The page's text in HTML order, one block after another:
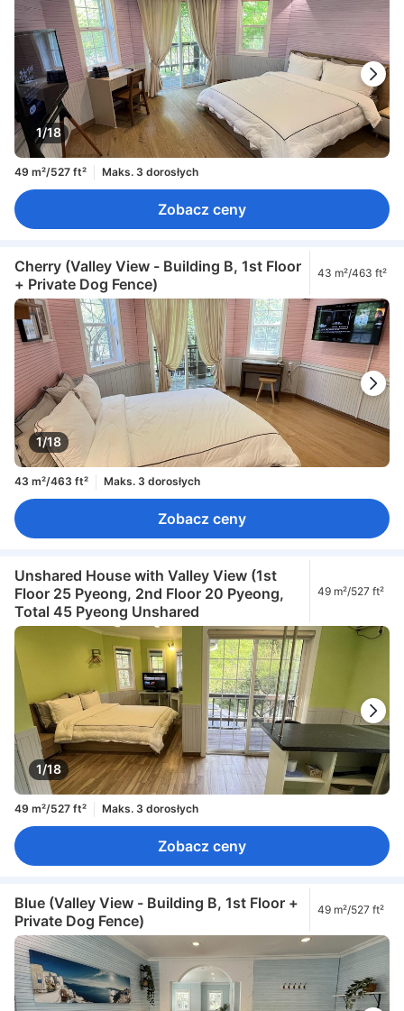
1/18
49 m²/527 ft² Maks. 3 dorosłych
Zobacz ceny
Cherry (Valley View - Building B, 1st Floor
+ Private Dog Fence)
43 m²/463 ft²
1/18
43 m²/463 ft² Maks. 3 dorosłych
Zobacz ceny
Unshared House with Valley View (1st
Floor 25 Pyeong, 2nd Floor 20 Pyeong,
Total 45 Pyeong Unshared
49 m²/527 ft²
1/18
49 m²/527 ft² Maks. 3 dorosłych
Zobacz ceny
Blue (Valley View - Building B, 1st Floor +
Private Dog Fence)
49 m²/527 ft²